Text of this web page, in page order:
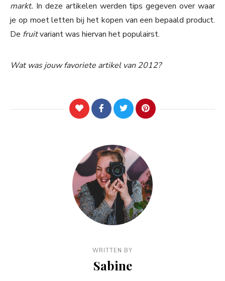
markt. In deze artikelen werden tips gegeven over waar
je op moet letten bij het kopen van een bepaald product.
De fruitvariant was hiervan het populairst.
Wat was jouw favoriete artikel van 2012?
WRITTEN BY
Sabine